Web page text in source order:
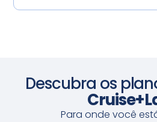
Descubra os
Para onde você